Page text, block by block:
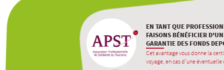
EN TANT QUE
FAISONS BÉNÉFICIER
GARANTIE DES FONDS
Cet avantage vous donne la
voyage, en cas d'une